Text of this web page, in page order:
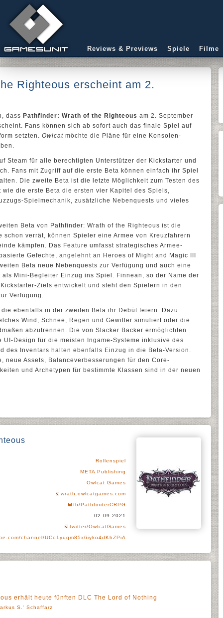
Reviews & Previews Spiele Filme
Righteous erscheint am 2.
dass Pathfinder: Wrath of the Righteous am 2. September
Fans können sich ab sofort auch das finale Spiel auf
setzten. Owlcat möchte die Pläne für eine Konsolen-
Steam für alle berechtigten Unterstützer der Kickstarter und
Fans mit Zugriff auf die erste Beta können einfach ihr Spiel
Die zweite Beta ist die letzte Möglichkeit zum Testen des
wie die erste Beta die ersten vier Kapitel des Spiels,
Spielmechanik, zusätzliche Nebenquests und vieles
Beta von Pathfinder: Wrath of the Righteous ist die
schon verrät, können Spieler eine Armee von Kreuzfahrern
kämpfen. Das Feature umfasst strategisches Armee-
Gefechte, angelehnt an Heroes of Might and Magic III
Beta neue Nebenquests zur Verfügung und auch eine
Mini-Begleiter Einzug ins Spiel. Finnean, so der Name der
Ziels entwickelt und steht den Spielern in den
Verfügung.
ebenfalls in der zweiten Beta ihr Debüt feiern. Dazu
Wind, Schnee, Regen und Gewitter simuliert oder die
abzutrennen. Die von Slacker Backer ermöglichten
Design für die meisten Ingame-Systeme inklusive des
des Inventars halten ebenfalls Einzug in die Beta-Version.
neue Assets, Balanceverbesserungen für den Core-
und Archetypen für bestimmte Klassen sind in der neuen
Rollenspiel
META Publishing
Owlcat Games
wrath.owlcatgames.com
fb/PathfinderCRPG
02.09.2021
twitter/OwlcatGames
channel/UCo1yuqm85x6iyko4dKhZPiA
erhält heute fünften DLC The Lord of Nothing
S.' Schaffarz